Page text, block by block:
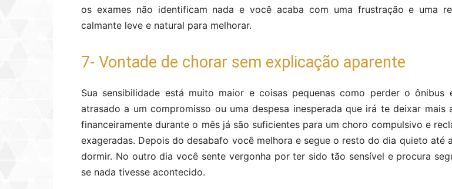
os exames não identificam nada e você acaba com uma frustração e uma
calmante leve e natural para melhorar.
7- Vontade de chorar sem explicação aparente
Sua sensibilidade está muito maior e coisas pequenas como perder o ônibus
atrasado a um compromisso ou uma despesa inesperada que irá te deixar mais
financeiramente durante o mês já são suficientes para um choro compulsivo e
exageradas. Depois do desabafo você melhora e segue o resto do dia quieto até
dormir. No outro dia você sente vergonha por ter sido tão sensível e procura
se nada tivesse acontecido.